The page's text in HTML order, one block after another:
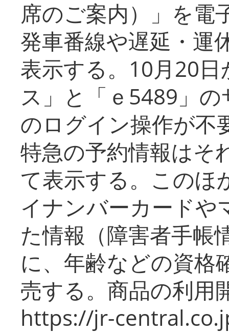
席のご案内）」を電
発車番線や遅延・運
表示する。10月20
ス」と「ｅ5489」
のログイン操作が不
特急の予約情報はそ
て表示する。このほ
イナンバーカードや
た情報（障害者手帳
に、年齢などの資格
売する。商品の利用
https://jr-